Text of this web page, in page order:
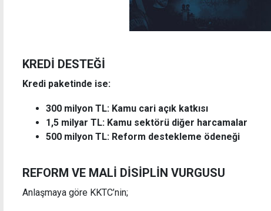
KREDİ DESTEĞİ
Kredi paketinde ise:
300 milyon TL: Kamu cari açık katkısı
1,5 milyar TL: Kamu sektörü diğer harcamalar
500 milyon TL: Reform destekleme ödeneği
REFORM VE MALİ DİSİPLİN VURGUSU
Anlaşmaya göre KKTC’nin;